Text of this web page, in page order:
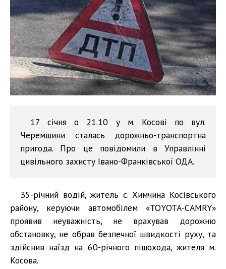
17 січня о 21.10 у м. Косові по вул.
Черемшини сталась дорожньо-транспортна
пригода. Про це повідомили в Управлінні
цивільного захисту Івано-Франківської ОДА.
35-річний водій, житель с. Химчина Косівського
району, керуючи автомобілем «ТОYОТА-САМRY»
проявив неуважність, не врахував дорожню
обстановку, не обрав безпечної швидкості руху, та
здійснив наїзд на 60-річного пішохода, жителя м.
Косова.